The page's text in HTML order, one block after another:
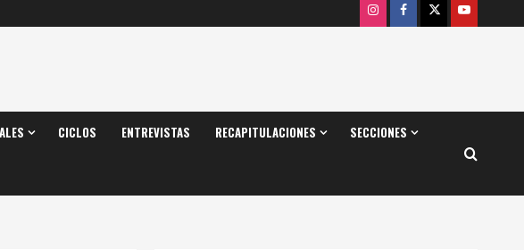
InstagramFacebook
X Youtube
CICLOS ENTREVISTAS RECAPITULACIONES SECCIONES